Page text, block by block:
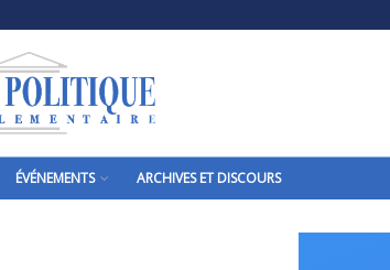
ÉVÉNEMENTS ARCHIVES ET DISCOURS